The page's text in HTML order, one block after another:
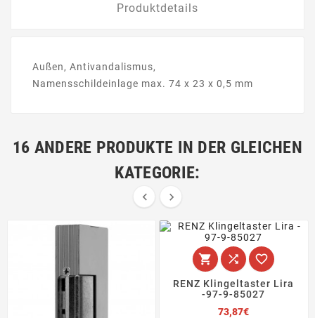
Produktdetails
Außen, Antivandalismus,
Namensschildeinlage max. 74 x 23 x 0,5 mm
16 ANDERE PRODUKTE IN DER GLEICHEN
KATEGORIE:
 
  
RENZ Klingeltaster Lira
-97-9-85027
73,87€Preis